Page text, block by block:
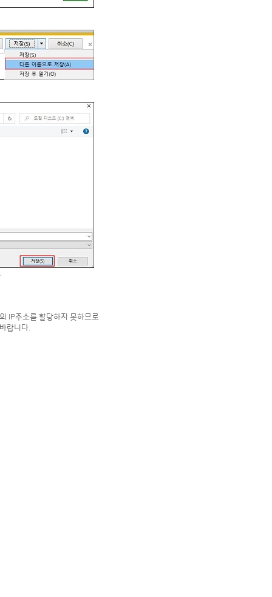
IP주소를 할당하지 못하므로
랍니다.